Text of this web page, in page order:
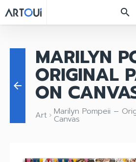
search
arrow_back
MARILYN
ORIGINAL
ON
Art keyboard_arrow_right Marilyn Pompeii –
Canvas